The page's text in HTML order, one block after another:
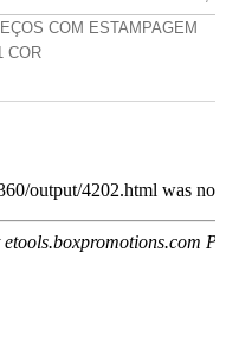
COM ESTAMPAGEM
COR